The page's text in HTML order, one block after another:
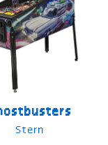
Stern